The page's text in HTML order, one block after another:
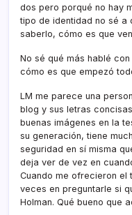
dos pero porqué no hay
tipo de identidad no sé a
saberlo, cómo es que
No sé qué más hablé
cómo es que empezó
LM me parece una
blog y sus letras
buenas imágenes en la
su generación, tiene
seguridad en sí­ misma
deja ver de vez en
Cuando me ofrecieron el
veces en preguntarle si
Holman. Qué bueno que